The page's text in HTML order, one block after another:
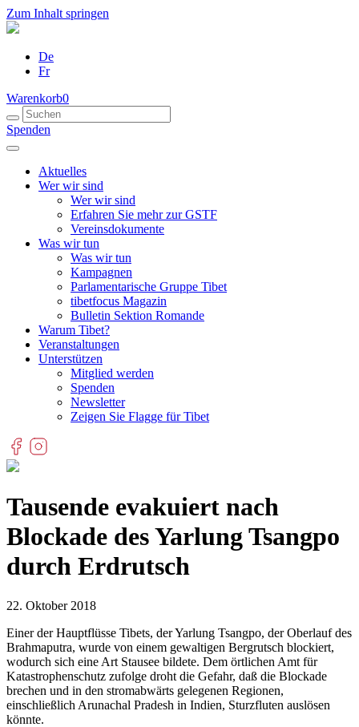
Zum Inhalt springen
De
Fr
Warenkorb0
Spenden
Aktuelles
Wer wir sind
Wer wir sind
Erfahren Sie mehr zur GSTF
Vereinsdokumente
Was wir tun
Was wir tun
Kampagnen
Parlamentarische Gruppe Tibet
tibetfocus Magazin
Bulletin Sektion Romande
Warum Tibet?
Veranstaltungen
Unterstützen
Mitglied werden
Spenden
Newsletter
Zeigen Sie Flagge für Tibet
Tausende evakuiert nach
Blockade des Yarlung Tsangpo
durch Erdrutsch
22. Oktober 2018
Einer der Hauptflüsse Tibets, der Yarlung Tsangpo, der Oberlauf des
Brahmaputra, wurde von einem gewaltigen Bergrutsch blockiert,
wodurch sich eine Art Stausee bildete. Dem örtlichen Amt für
Katastrophenschutz zufolge droht die Gefahr, daß die Blockade
brechen und in den stromabwärts gelegenen Regionen,
einschließlich Arunachal Pradesh in Indien, Sturzfluten auslösen
könnte.